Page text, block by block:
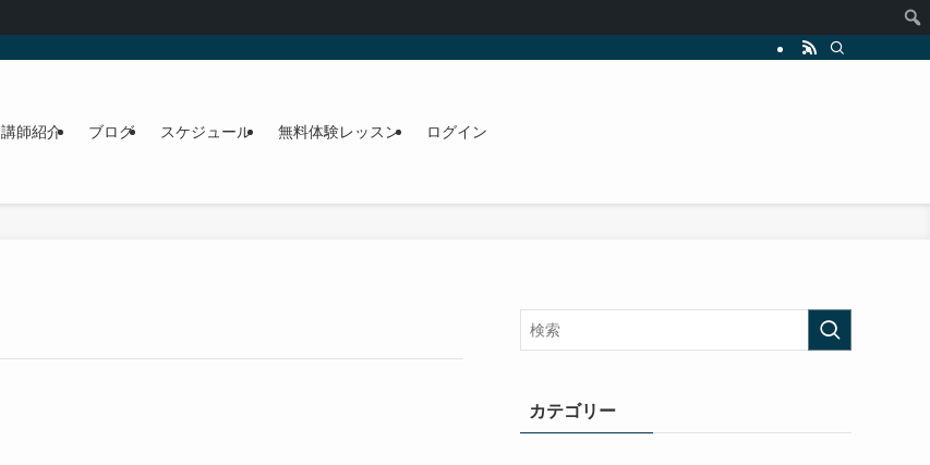
講師紹介 ブログ スケジュール 無料体験レッスン ログイン
カテゴリー